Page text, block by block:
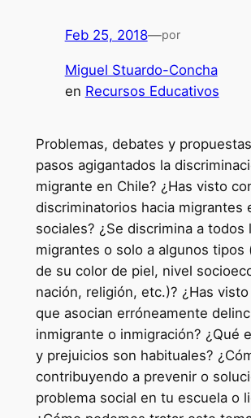
Feb 25, 2018—por
Miguel Stuardo-Concha
en Recursos Educativos
Problemas, debates y
pasos agigantados la
migrante en Chile? ¿Has visto
discriminatorios hacia migrantes
sociales? ¿Se discrimina a todos
migrantes o solo a algunos tipos
de su color de piel, nivel
nación, religión, etc.)? ¿Has
que asocian erróneamente
inmigrante o inmigración? ¿Qué
y prejuicios son habituales?
contribuyendo a prevenir o
problema social en tu escuela o